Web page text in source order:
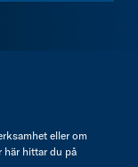
eller om
här hittar du på